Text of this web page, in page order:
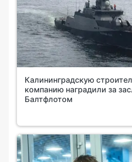
Калининградскую
компанию наградили за
Балтфлотом